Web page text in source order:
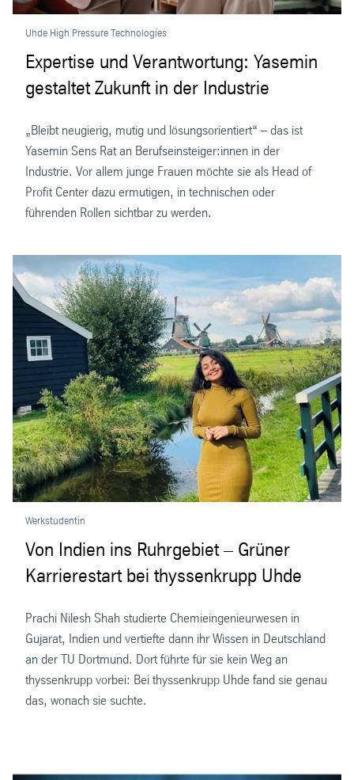
Uhde High Pressure Technologies
Expertise und Verantwortung: Yasemin
gestaltet Zukunft in der Industrie
„Bleibt neugierig, mutig und lösungsorientiert“ – das ist
Yasemin Sens Rat an Berufseinsteiger:innen in der
Industrie. Vor allem junge Frauen möchte sie als Head of
Profit Center dazu ermutigen, in technischen oder
führenden Rollen sichtbar zu werden.
Werkstudentin
Von Indien ins Ruhrgebiet – Grüner
Karrierestart bei thyssenkrupp Uhde
Prachi Nilesh Shah studierte Chemieingenieurwesen in
Gujarat, Indien und vertiefte dann ihr Wissen in Deutschland
an der TU Dortmund. Dort führte für sie kein Weg an
thyssenkrupp vorbei: Bei thyssenkrupp Uhde fand sie genau
das, wonach sie suchte.